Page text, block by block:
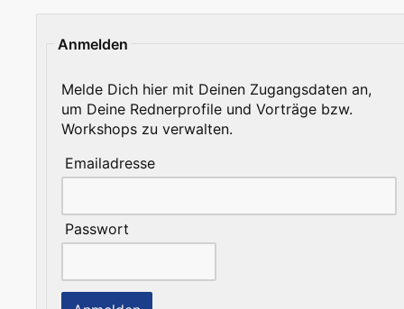
Anmelden
Melde Dich hier mit Deinen Zugangsdaten an,
um Deine Rednerprofile und Vorträge bzw.
Workshops zu verwalten.
Emailadresse
Passwort